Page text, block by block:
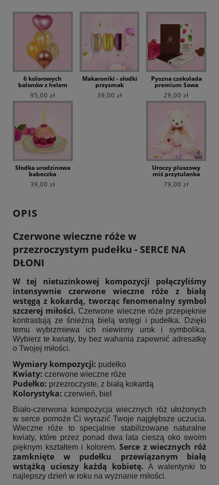
6 kolorowych
balonów z helem
95,00 zł
Makaroniki - słodki
przysmak
39,00 zł
Pyszna czekolada
premium Sowa
29,00 zł
Słodka urodzinowa
babeczka
39,00 zł
Uroczy pluszowy
miś przytulanka
79,00 zł
OPIS
Czerwone wieczne róże w
przezroczystym pudełku - SERCE NA
DŁONI
W tej nietuzinkowej kompozycji połączyliśmy
intensywnie czerwone wieczne róże z białą
wstęgą z kokardą, tworząc fenomenalny symbol
szczerej miłości. Czerwone wieczne róże przepięknie
kontrastują ze śnieżną bielą wstęgi i pudełka. Dzięki
temu wybrzmiewa ich niewinny urok i symbolika.
Wybierz te kwiaty, by bez wahania zapewnić adresatkę
o Twojej miłości.
Wymiary kompozycji: pudełko
Kwiaty: czerwone wieczne róże
Pudełko: przezroczyste, z białą kokardą
Kolorystyka: czerwień, biel
Biało-czerwona kompozycja wiecznych róż ułożonych
w serce pomoże Ci wyrazić Twoje najgłębsze uczucia.
Wieczne róże to specjalnie stabilizowane naturalne
kwiaty, które przez ponad dwa lata cieszą oko swoim
pięknym kształtem i kolorem.Serce z wiecznych róż
zamknięte w pudełku przewiązanym białą
wstążką ucieszy każdą kobietę. A walentynki to
najlepszy dzień w roku na wyznanie miłości.